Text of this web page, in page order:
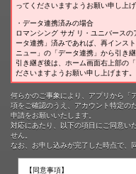
ってくださいますようお願い申し上げ
・データ連携済みの場合
ロマンシング サガ リ・ユニバース
ータ連携」済みであれば、再インス
ニュー」の「データ連携」から引き継
引き継ぎ後は、ホーム画面右上部の
ださいますようお願い申し上げます。
何らかのご事象により、アプリから「
項をご確認のうえ、アカウント特定の
申請をお願いいたします。
対応にあたり、以下の項目にご同意い
せん。
なお、お申し込みが完了した時点で、
【同意事項】